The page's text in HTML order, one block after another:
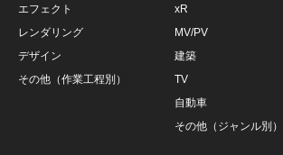
エフェクト
レンダリング
デザイン
その他（作業工程別）
xR
MV/PV
建築
TV
自動車
その他（ジャンル別）